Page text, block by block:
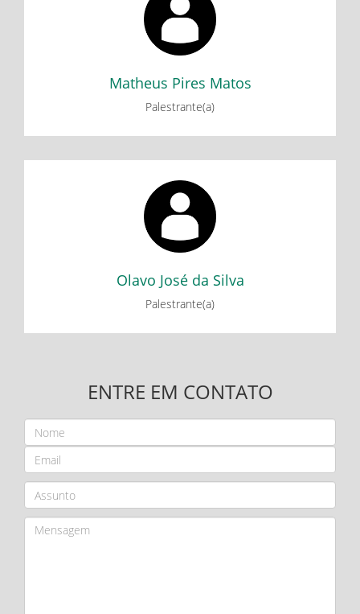
Matheus Pires Matos
Palestrante(a)
formação nacional a partir de Caio Prado Jr.
Florestan Fernandes e Celso Furtado
Olavo José da Silva
Palestrante(a)
Olavo José da Silva
I CICLO DE DEBATES DO GEDEB: Reflexões sobre a
formação nacional a partir de Caio Prado Jr.
Florestan Fernandes e Celso Furtado
ENTRE EM CONTATO